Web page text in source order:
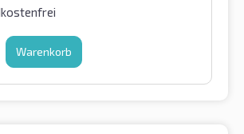
Warenkorb